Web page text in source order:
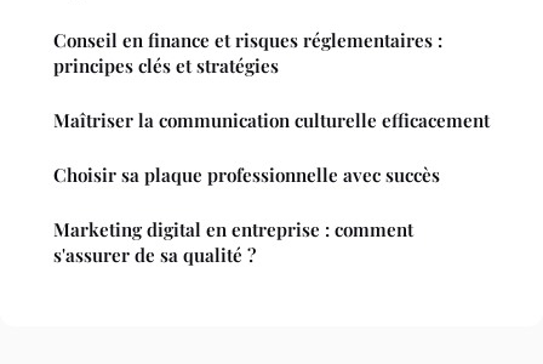
Conseil en finance et risques réglementaires :
principes clés et stratégies
Maîtriser la communication culturelle efficacement
Choisir sa plaque professionnelle avec succès
Marketing digital en entreprise : comment
s'assurer de sa qualité ?